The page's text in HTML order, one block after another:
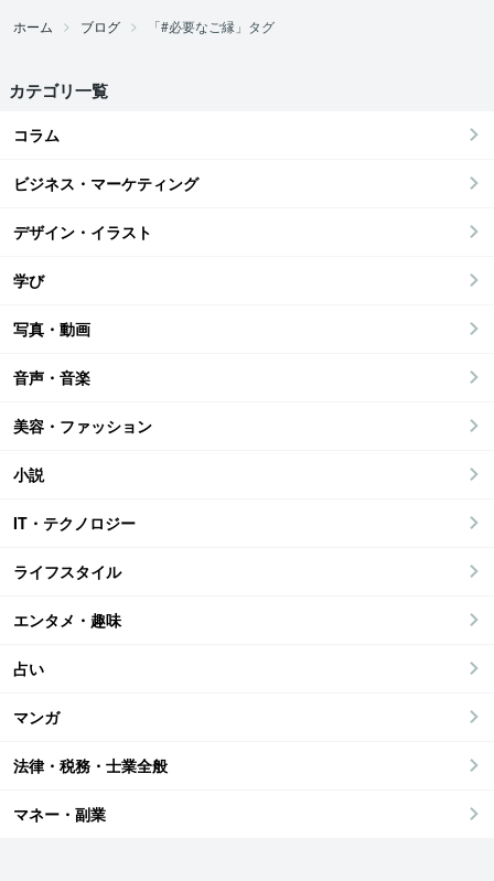
ホーム ブログ 「#必要なご縁」タグ
カテゴリ一覧
コラム
ビジネス・マーケティング
デザイン・イラスト
学び
写真・動画
音声・音楽
美容・ファッション
小説
IT・テクノロジー
ライフスタイル
エンタメ・趣味
占い
マンガ
法律・税務・士業全般
マネー・副業